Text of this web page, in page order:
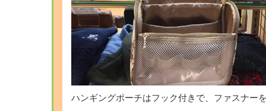
ハンギングポーチはフック付きで、ファスナー